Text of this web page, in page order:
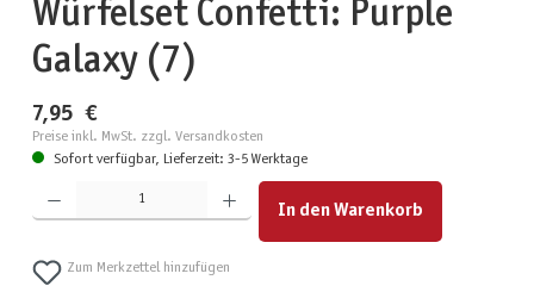
Würfelset Confetti: Purple
Galaxy (7)
7,95 €
Preise inkl. MwSt. zzgl. Versandkosten
Sofort verfügbar, Lieferzeit: 3-5 Werktage
Produkt Anzahl: Gib den gewünschten Wert ein oder benutze die Schaltflächen um die Anzahl zu
In den Warenkorb
Zum Merkzettel hinzufügen